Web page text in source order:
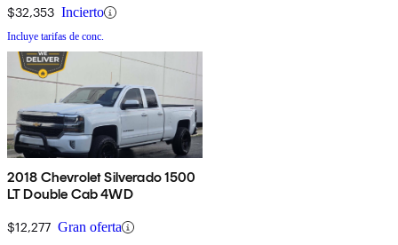
$32,353 Incierto
Incluye tarifas de conc.
2018 Chevrolet Silverado 1500
LT Double Cab 4WD
$12,277 Gran oferta